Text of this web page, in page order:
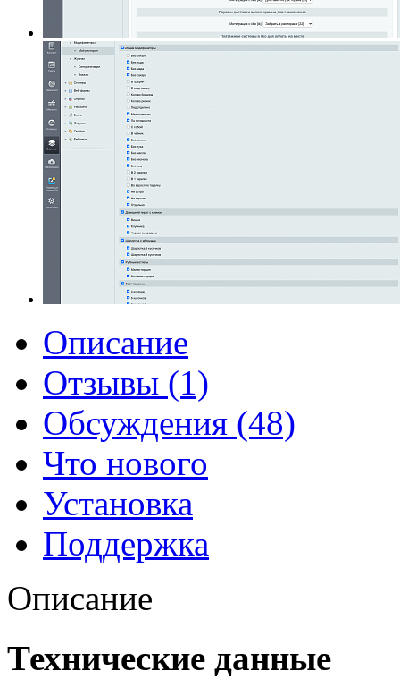
Описание
Отзывы (1)
Обсуждения (48)
Что нового
Установка
Поддержка
Описание
Технические данные